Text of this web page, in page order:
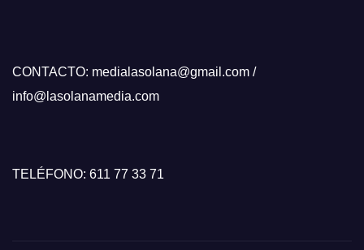
CONTACTO: medialasolana@gmail.com /
info@lasolanamedia.com
TELÉFONO: 611 77 33 71